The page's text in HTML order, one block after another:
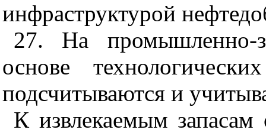
инфраструктурой
27. На промышленно-
основе
подсчитываются и
К извлекаемым запасам